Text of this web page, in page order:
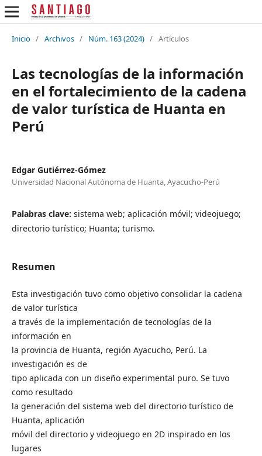
Inicio / Archivos / Núm. 163 (2024) / Artículos
Las tecnologías de la información
en el fortalecimiento de la cadena
de valor turística de Huanta en
Perú
Edgar Gutiérrez-Gómez
Universidad Nacional Autónoma de Huanta, Ayacucho-Perú
Palabras clave: sistema web; aplicación móvil; videojuego;
directorio turístico; Huanta; turismo.
Resumen
Esta investigación tuvo como objetivo consolidar la cadena
de valor turística
a través de la implementación de tecnologías de la
información en
la provincia de Huanta, región Ayacucho, Perú. La
investigación es de
tipo aplicada con un diseño experimental puro. Se tuvo
como resultado
la generación del sistema web del directorio turístico de
Huanta, aplicación
móvil del directorio y videojuego en 2D inspirado en los
lugares